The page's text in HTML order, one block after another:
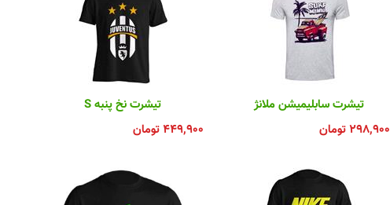
تیشرت سابلیمیشن ملانژ
۲۹۸,۹۰۰تومان
تیشرت نخ پنبه S
۴۴۹,۹۰۰تومان